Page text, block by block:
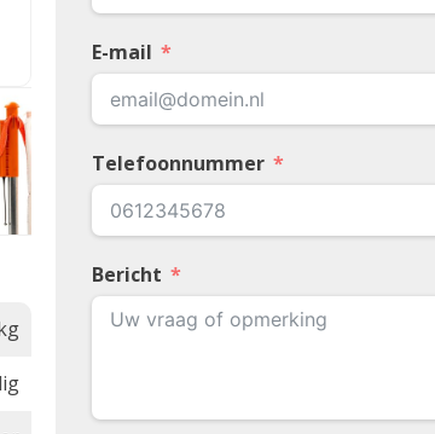
E-mail
Telefoonnummer
Bericht